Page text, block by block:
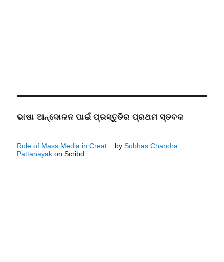
ଭାଷା ଆନ୍ଦୋଳନ ପାଇଁ ପ୍ରସ୍ତୁତିର ପ୍ରଥମ ସ୍ତବକ
Role of Mass Media in Creat... bySubhas Chandra
Pattanayak on Scribd